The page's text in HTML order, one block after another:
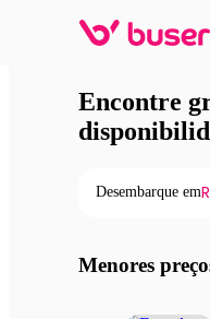
Viagens
Encontre
Desembarque em
Menores